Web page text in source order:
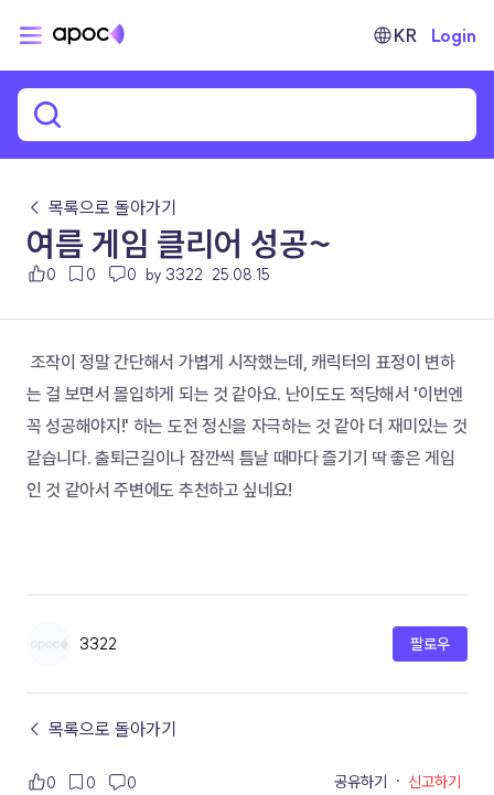
KR Login
← 목록으로 돌아가기
여름 게임 클리어 성공~
0 0 0 by 3322 25.08.15
는 걸 보면서 몰입하게 되는 것 같아요. 난이도도 적당해서 '이번엔
꼭 성공해야지!' 하는 도전 정신을 자극하는 것 같아 더 재미있는 것
같습니다. 출퇴근길이나 잠깐씩 틈날 때마다 즐기기 딱 좋은 게임
인 것 같아서 주변에도 추천하고 싶네요!
3322 팔로우
← 목록으로 돌아가기
0 0 0 공유하기 · 신고하기